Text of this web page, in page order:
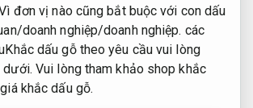
đơn vị nào cũng bắt buộc với con dấu
doanh nghiệp/doanh nghiệp. các
dấu gỗ theo yêu cầu vui lòng
Vui lòng tham khảo shop khắc
khắc dấu gỗ.